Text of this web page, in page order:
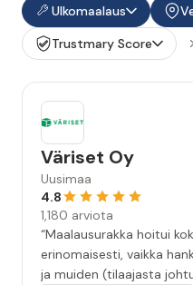
Ulkomaalaus
Trustmary Score
Väriset Oy
Uusimaa
4.8
1,180 arviota
“Maalausurakka hoitui
erinomaisesti, vaikka
ja muiden (tilaajasta